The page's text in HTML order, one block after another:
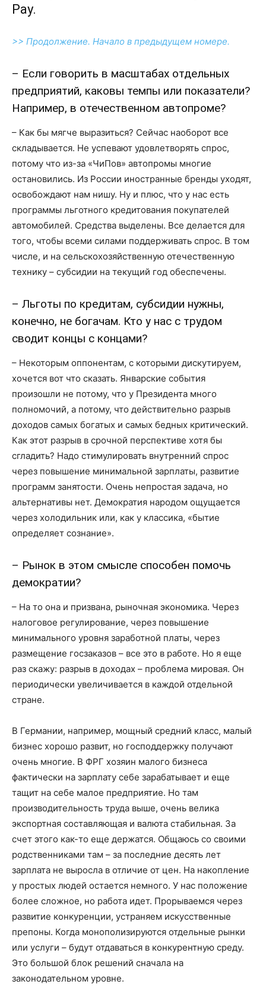
Рау.
>> Продолжение. Начало в предыдущем номере.
– Если говорить в масштабах отдельных
предприятий, каковы темпы или показатели?
Например, в отечественном автопроме?
– Как бы мягче выразиться? Сейчас наоборот все
складывается. Не успевают удовлетворять спрос,
потому что из-за «ЧиПов» автопромы многие
остановились. Из России иностранные бренды уходят,
освобождают нам нишу. Ну и плюс, что у нас есть
программы льготного кредитования покупателей
автомобилей. Средства выделены. Все делается для
того, чтобы всеми силами поддерживать спрос. В том
числе, и на сельскохозяйственную отечественную
технику – субсидии на текущий год обеспечены.
– Льготы по кредитам, субсидии нужны,
конечно, не богачам. Кто у нас с трудом
сводит концы с концами?
– Некоторым оппонентам, с которыми дискутируем,
хочется вот что сказать. Январские события
произошли не потому, что у Президента много
полномочий, а потому, что действительно разрыв
доходов самых богатых и самых бедных критический.
Как этот разрыв в срочной перспективе хотя бы
сгладить? Надо стимулировать внутренний спрос
через повышение минимальной зарплаты, развитие
программ занятости. Очень непростая задача, но
альтернативы нет. Демократия народом ощущается
через холодильник или, как у классика, «бытие
определяет сознание».
– Рынок в этом смысле способен помочь
демократии?
– На то она и призвана, рыночная экономика. Через
налоговое регулирование, через повышение
минимального уровня заработной платы, через
размещение госзаказов – все это в работе. Но я еще
раз скажу: разрыв в доходах – проблема мировая. Он
периодически увеличивается в каждой отдельной
стране.
В Германии, например, мощный средний класс, малый
бизнес хорошо развит, но господдержку получают
очень многие. В ФРГ хозяин малого бизнеса
фактически на зарплату себе зарабатывает и еще
тащит на себе малое предприятие. Но там
производительность труда выше, очень велика
экспортная составляющая и валюта стабильная. За
счет этого как-то еще держатся. Общаюсь со своими
родственниками там – за последние десять лет
зарплата не выросла в отличие от цен. На накопление
у простых людей остается немного. У нас положение
более сложное, но работа идет. Прорываемся через
развитие конкуренции, устраняем искусственные
препоны. Когда монополизируются отдельные рынки
или услуги – будут отдаваться в конкурентную среду.
Это большой блок решений сначала на
законодательном уровне.